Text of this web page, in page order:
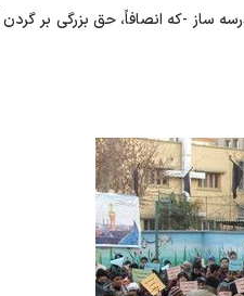
ساز -که انصافاً، حق بزرگی بر